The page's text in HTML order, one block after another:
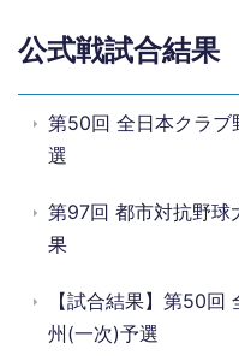
公式戦試合結果
第50回 全日本クラブ
選
第97回 都市対抗野球
果
【試合結果】第50
州(一次)予選